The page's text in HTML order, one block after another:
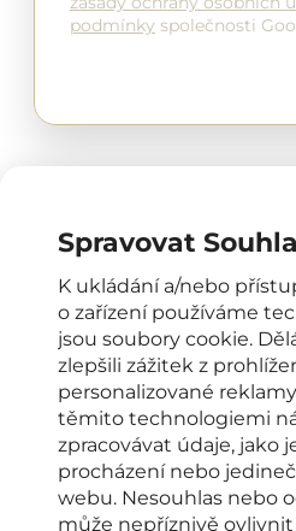
Spravovat
K ukládání a/nebo
o zařízení používáme
jsou soubory cookie.
zlepšili zážitek z
personalizované
těmito technologiemi
zpracovávat údaje, jako
procházení nebo
webu. Nesouhlas nebo
může nepříznivě
podmínky společnosti
OTEVÍRACÍ DOBA
Klinika Élysée Esthetic
PO–PÁ: od 8:00 do
KONTAKTY PRO KLIENTY
+420 222 266 206